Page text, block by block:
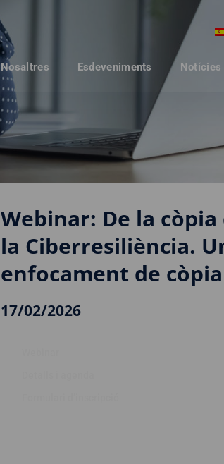
Nosaltres Esdeveniments
Webinar: De la
la Ciberresiliència.
enfocament de
17/02/2026